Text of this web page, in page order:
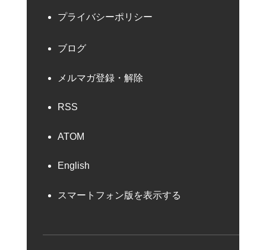
プライバシーポリシー
ブログ
メルマガ登録・解除
RSS
ATOM
English
スマートフォン版を表示する